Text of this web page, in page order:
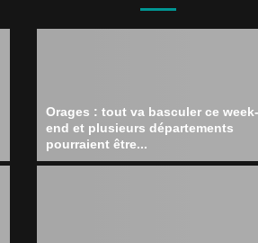
Orages : tout va basculer ce week-
end et plusieurs départements
pourraient être...